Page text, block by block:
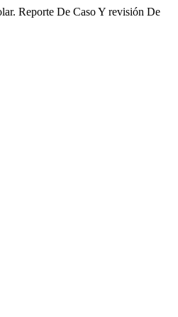
Reporte De Caso Y revisión De